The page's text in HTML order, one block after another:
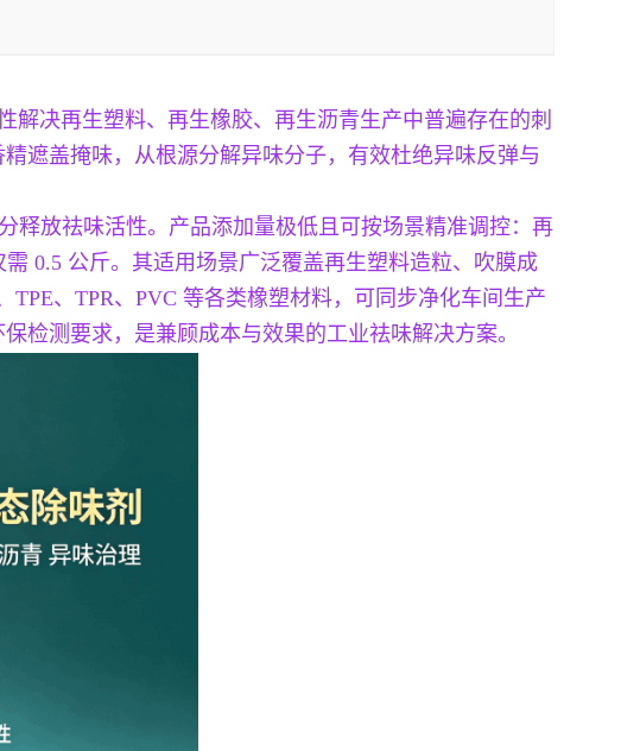
决再生塑料、再生橡胶、再生沥青生产中普遍存在的刺
遮盖掩味，从根源分解异味分子，有效杜绝异味反弹与
释放祛味活性。产品添加量极低且可按场景精准调控：再
0.5 公斤。其适用场景广泛覆盖再生塑料造粒、吹膜成
、TPR、PVC 等各类橡塑材料，可同步净化车间生产
检测要求，是兼顾成本与效果的工业祛味解决方案。